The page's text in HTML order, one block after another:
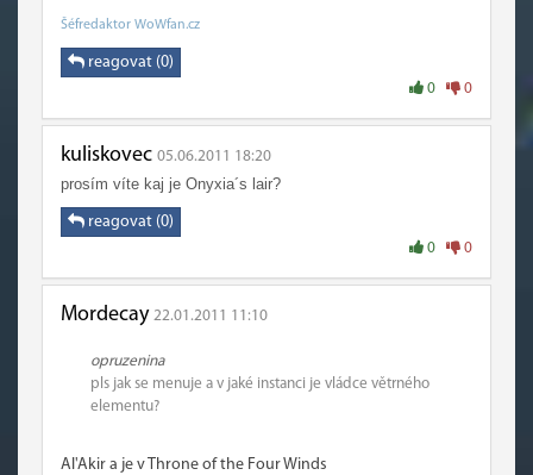
Šéfredaktor WoWfan.cz
reagovat (0)
0 0
kuliskovec 05.06.2011 18:20
prosím víte kaj je Onyxia´s lair?
reagovat (0)
0 0
Mordecay 22.01.2011 11:10
opruzenina
pls jak se menuje a v jaké instanci je vládce větrného
elementu?
Al'Akir a je v Throne of the Four Winds